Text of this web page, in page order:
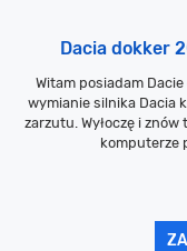
Dacia dokker
Witam posiadam
wymianie silnika Dacia
zarzutu. Wyłoczę i znów
komputerze